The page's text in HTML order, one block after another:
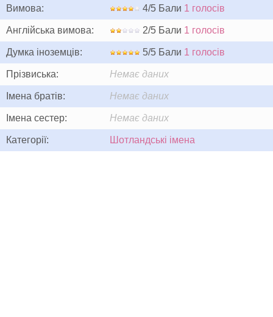
Вимова: 4/5 Бали 1 голосів
Англійська вимова: 2/5 Бали 1 голосів
Думка іноземців: 5/5 Бали 1 голосів
Прізвиська: Немає даних
Імена братів: Немає даних
Імена сестер: Немає даних
Категорії: Шотландські імена